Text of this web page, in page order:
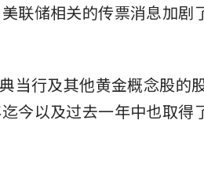
联储相关的传票消息加剧
当行及其他黄金概念股的
今以及过去一年中也取得